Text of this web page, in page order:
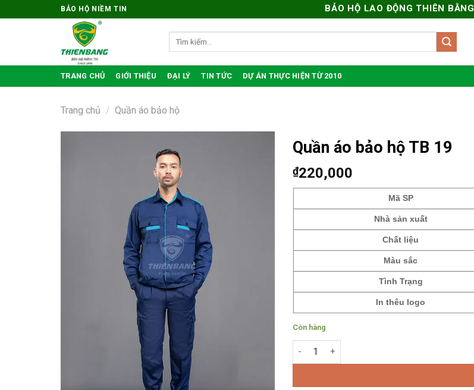
qua
BẢO HỘ NIỀM TIN BẢO HỘ LAO ĐỘNG THIÊN BẰNG
TRANG CHỦ GIỚI THIỆU ĐẠI LÝ TIN TỨC DỰ ÁN THỰC HIỆN TỪ 2010
Trang chủ / Quần áo bảo hộ
Quần áo bảo hộ TB 19
₫220,000
Mã SP
Nhà sản xuất
Chất liệu
Màu sắc
Tình Trạng
In thêu logo
Còn hàng
Quần áo bảo hộ TB 19 số lượng